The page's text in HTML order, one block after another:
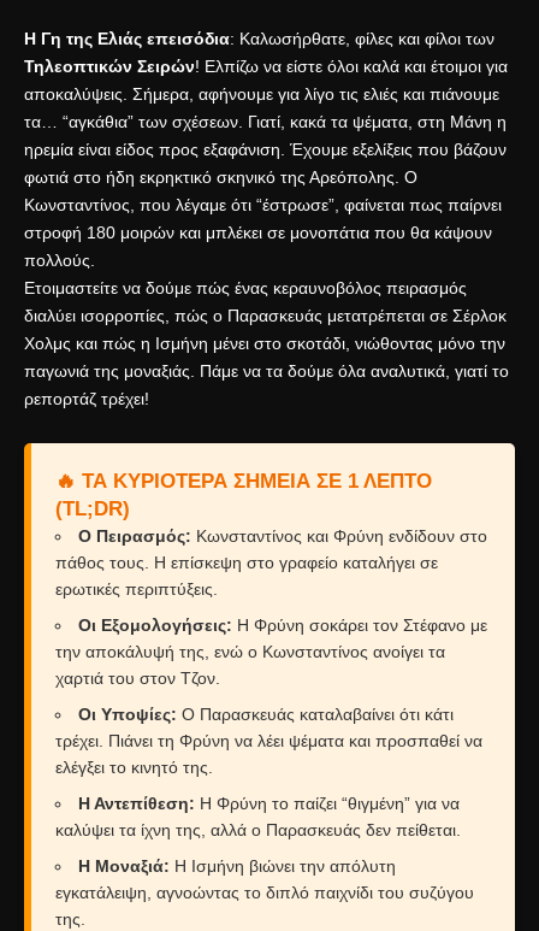
Η Γη της Ελιάς επεισόδια: Καλωσήρθατε, φίλες και φίλοι των
Τηλεοπτικών Σειρών! Ελπίζω να είστε όλοι καλά και έτοιμοι για
αποκαλύψεις. Σήμερα, αφήνουμε για λίγο τις ελιές και πιάνουμε
τα… “αγκάθια” των σχέσεων. Γιατί, κακά τα ψέματα, στη Μάνη η
ηρεμία είναι είδος προς εξαφάνιση. Έχουμε εξελίξεις που βάζουν
φωτιά στο ήδη εκρηκτικό σκηνικό της Αρεόπολης. Ο
Κωνσταντίνος, που λέγαμε ότι “έστρωσε”, φαίνεται πως παίρνει
στροφή 180 μοιρών και μπλέκει σε μονοπάτια που θα κάψουν
πολλούς.
Ετοιμαστείτε να δούμε πώς ένας κεραυνοβόλος πειρασμός
διαλύει ισορροπίες, πώς ο Παρασκευάς μετατρέπεται σε Σέρλοκ
Χολμς και πώς η Ισμήνη μένει στο σκοτάδι, νιώθοντας μόνο την
παγωνιά της μοναξιάς. Πάμε να τα δούμε όλα αναλυτικά, γιατί το
ρεπορτάζ τρέχει!
🔥 ΤΑ ΚΥΡΙΌΤΕΡΑ ΣΗΜΕΊΑ ΣΕ 1 ΛΕΠΤΌ
(TL;DR)
Ο Πειρασμός: Κωνσταντίνος και Φρύνη ενδίδουν στο
πάθος τους. Η επίσκεψη στο γραφείο καταλήγει σε
ερωτικές περιπτύξεις.
Οι Εξομολογήσεις: Η Φρύνη σοκάρει τον Στέφανο με
την αποκάλυψή της, ενώ ο Κωνσταντίνος ανοίγει τα
χαρτιά του στον Τζον.
Οι Υποψίες: Ο Παρασκευάς καταλαβαίνει ότι κάτι
τρέχει. Πιάνει τη Φρύνη να λέει ψέματα και προσπαθεί να
ελέγξει το κινητό της.
Η Αντεπίθεση: Η Φρύνη το παίζει “θιγμένη” για να
καλύψει τα ίχνη της, αλλά ο Παρασκευάς δεν πείθεται.
Η Μοναξιά: Η Ισμήνη βιώνει την απόλυτη
εγκατάλειψη, αγνοώντας το διπλό παιχνίδι του συζύγου
της.